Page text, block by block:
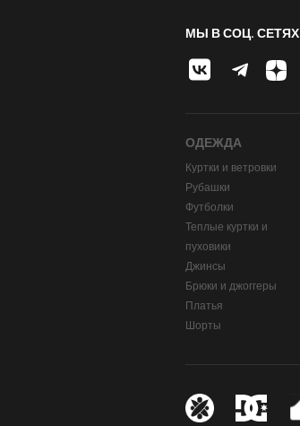
МЫ В СОЦ. СЕТЯХ
ОДЕЖДА
Куртки и ветровки
Рубашки
Футболки
Теплые куртки и
пуховики
Джинсы
Брюки и джоггеры
Платья
Шорты